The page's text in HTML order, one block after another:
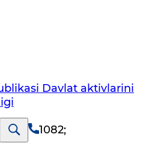
Davlat aktivlarini
1082;